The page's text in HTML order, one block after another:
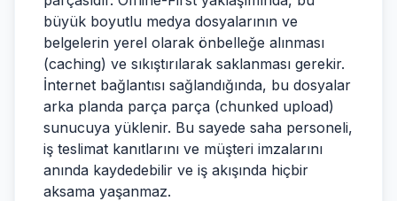
büyük boyutlu medya dosyalarının ve
belgelerin yerel olarak önbelleğe alınması
(caching) ve sıkıştırılarak saklanması gerekir.
İnternet bağlantısı sağlandığında, bu dosyalar
arka planda parça parça (chunked upload)
sunucuya yüklenir. Bu sayede saha personeli,
iş teslimat kanıtlarını ve müşteri imzalarını
anında kaydedebilir ve iş akışında hiçbir
aksama yaşanmaz.